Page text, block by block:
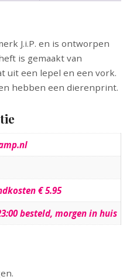
J.i.P. en is ontworpen
is gemaakt van
uit een lepel en een vork.
hebben een dierenprint.
€ 5.95
besteld, morgen in huis